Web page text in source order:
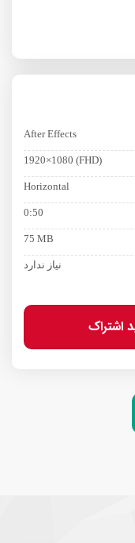
After Effects
1920×1080 (FHD)
Horizontal
0:50
75 MB
نیاز ندارد
اشتراک